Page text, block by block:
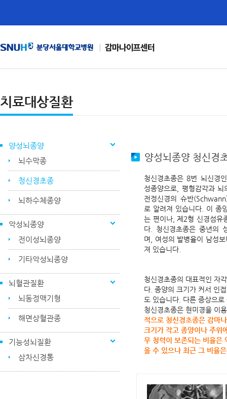
감마나이프센터
치료대상질환
양성뇌종양
뇌수막종
청신경초종
뇌하수체종양
악성뇌종양
전이성뇌종양
기타악성뇌종양
뇌혈관질환
뇌동정맥기형
해면상혈관종
기능성뇌질환
삼차신경통
양성뇌종양 청신경
청신경초종은 8번 뇌신경
성종양으로, 평형감각과
전정신경의 슈반
로 알려져 있습니다. 이 종
는 편이나, 제2형 신경섬유
다. 청신경초종은 중년의
며, 여성의 발병율이 남성
져 있습니다.
청신경초종의 대표적인 자
다. 종양의 크기가 커서 인
도 있습니다. 다른 증상으
청신경초종은 현미경을 이
적으로 청신경초종은 감마
크기가 작고 종양이나 주위
우 청력이 보존되는 비율은
올 수 있으나 최근 그 비율